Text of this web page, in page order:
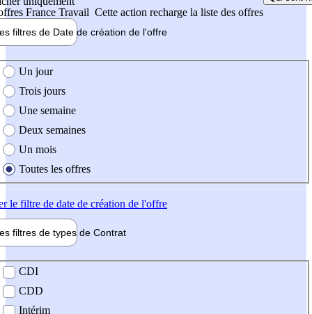
France Travail Cette action recharge la liste des offres
filtres de Date de création de l'offre
création de l'offre
Un jour
Trois jours
Une semaine
Deux semaines
Un mois
Toutes les offres
le filtre de date de création de l'offre
filtres de types de Contrat
contrat
CDI
CDD
Intérim